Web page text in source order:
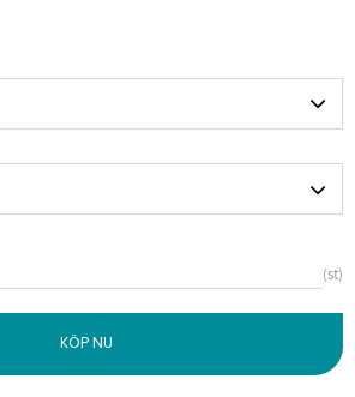
st